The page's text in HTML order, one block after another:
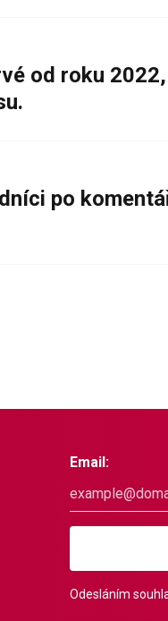
od roku
po
Email:
Odesláním